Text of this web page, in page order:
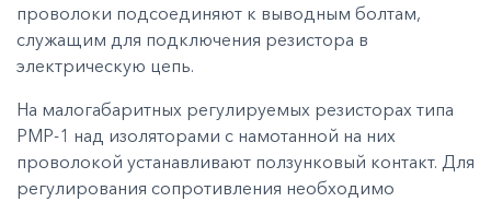
проволоки подсоединяют к выводным болтам,
служащим для подключения резистора в
электрическую цепь.
На малогабаритных регулируемых резисторах типа
РМР-1 над изоляторами с намотанной на них
проволокой устанавливают ползунковый контакт. Для
регулирования сопротивления необходимо